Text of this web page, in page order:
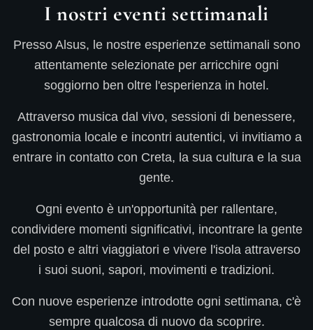
I nostri eventi settimanali
Presso Alsus, le nostre esperienze settimanali sono
attentamente selezionate per arricchire ogni
soggiorno ben oltre l'esperienza in hotel.
Attraverso musica dal vivo, sessioni di benessere,
gastronomia locale e incontri autentici, vi invitiamo a
entrare in contatto con Creta, la sua cultura e la sua
gente.
Ogni evento è un'opportunità per rallentare,
condividere momenti significativi, incontrare la gente
del posto e altri viaggiatori e vivere l'isola attraverso
i suoi suoni, sapori, movimenti e tradizioni.
Con nuove esperienze introdotte ogni settimana, c'è
sempre qualcosa di nuovo da scoprire.